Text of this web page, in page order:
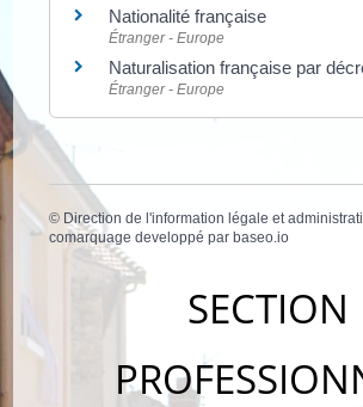
Nationalité française
Étranger - Europe
Naturalisation française par
Étranger - Europe
© Direction de l'information légale et
comarquage developpé parbaseo.io
SECTION